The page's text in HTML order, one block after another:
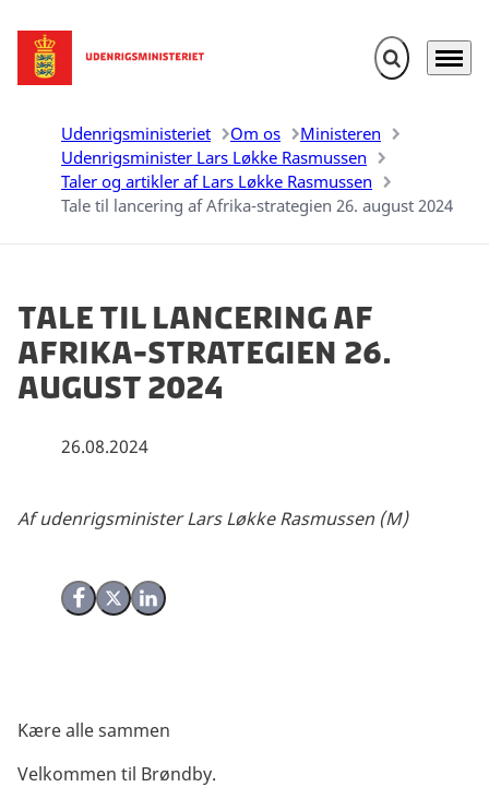
Gå til forsiden Fold søgefelt
Menu
Udenrigsministeriet Om os
Ministeren
Udenrigsminister Lars Løkke Rasmussen
Taler og artikler af Lars Løkke Rasmussen
Tale til lancering af Afrika-strategien 26. august 2024
Tale til lancering af
Afrika-strategien 26.
august 2024
26.08.2024
Del på Facebook
Del på X (Twitter)
Del på LinkedIn
Af udenrigsminister Lars Løkke Rasmussen (M)
Kære alle sammen
Velkommen til Brøndby.